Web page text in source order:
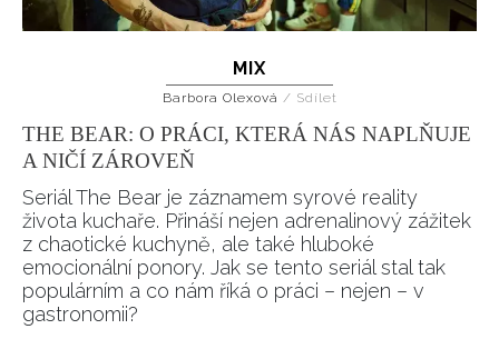
Přihlášením k newsletteru souhlasíte sObchodními
potvrzujete, že jste se seznámili seZásadami
ochrany soukromí - BurdaMedia Extra s.r.o. bude s
Vašimi údaji pracovat zejména k organizaci a
vyhodnocení akce a zasílání novinek.
Chcete navíc dostávat i další zajímavé a exkluzivní
informace od našich partnerů? Pokud souhlasíte se
zpracováním údajů k tomuto účelu podleZásad ochrany
soukromí BurdaMedia Extra s.r.o., zaškrtněte toto pole.
MIX
Barbora Olexová / Sdílet
THE BEAR: O PRÁCI, KTERÁ NÁS NAPLŇUJE
A NIČÍ ZÁROVEŇ
Seriál The Bear je záznamem syrové reality
života kuchaře. Přináší nejen adrenalinový zážitek
z chaotické kuchyně, ale také hluboké
emocionální ponory. Jak se tento seriál stal tak
populárním a co nám říká o práci – nejen – v
gastronomii?